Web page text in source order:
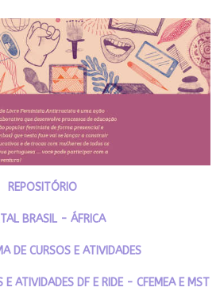
REPOSITÓRIO
BRASIL - ÁFRICA
DE CURSOS E ATIVIDADES
E ATIVIDADES DF E RIDE - CFEMEA E MST